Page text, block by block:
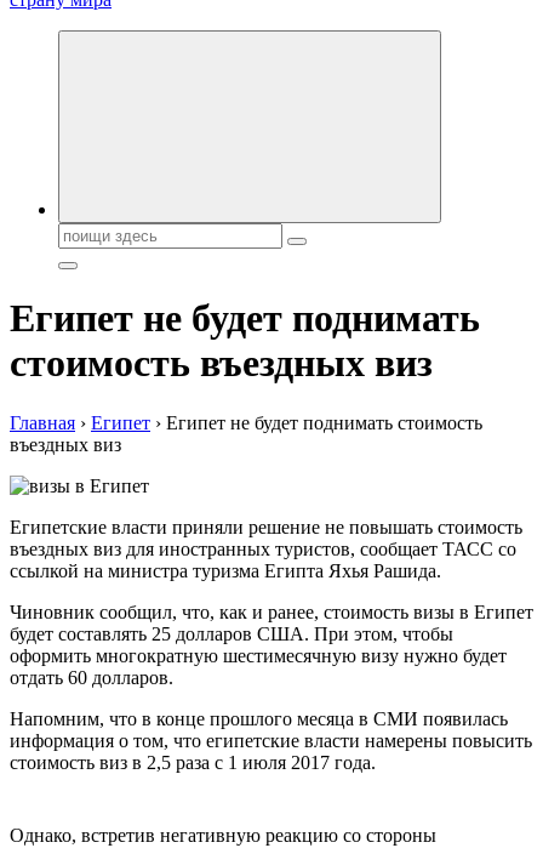
Новости туризма, куда поехать на отдых, где провести отпуск.
Поиск:
Египет не будет поднимать
стоимость въездных виз
Главная › Египет › Египет не будет поднимать стоимость
въездных виз
Египетские власти приняли решение не повышать стоимость
въездных виз для иностранных туристов, сообщает ТАСС со
ссылкой на министра туризма Египта Яхья Рашида.
Чиновник сообщил, что, как и ранее, стоимость визы в Египет
будет составлять 25 долларов США. При этом, чтобы
оформить многократную шестимесячную визу нужно будет
отдать 60 долларов.
Напомним, что в конце прошлого месяца в СМИ появилась
информация о том, что египетские власти намерены повысить
стоимость виз в 2,5 раза с 1 июля 2017 года.
Однако, встретив негативную реакцию со стороны